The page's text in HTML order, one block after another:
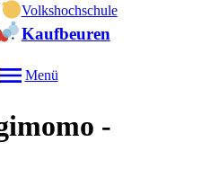
Volkshochschule
Kaufbeuren
Menü
-